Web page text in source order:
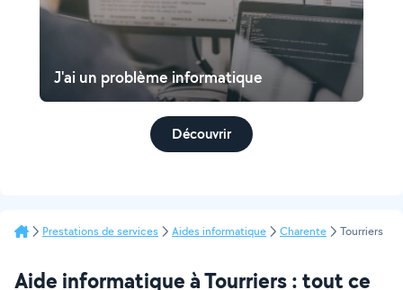
J'ai un problème informatique
Découvrir
Prestations de services Aides informatique Charente Tourriers
Aide informatique à Tourriers : tout ce